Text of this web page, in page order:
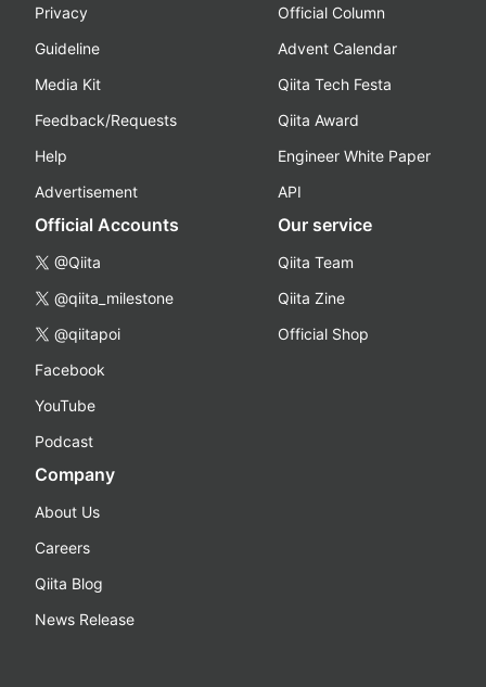
Privacy
Guideline
Media Kit
Feedback/Requests
Help
Advertisement
Official Column
Advent Calendar
Qiita Tech Festa
Qiita Award
Engineer White Paper
API
Official Accounts
@Qiita
@qiita_milestone
@qiitapoi
Facebook
YouTube
Podcast
Our service
Qiita Team
Qiita Zine
Official Shop
Company
About Us
Careers
Qiita Blog
News Release